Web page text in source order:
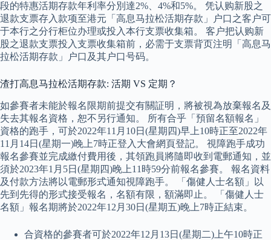
段的特惠活期存款年利率分別達2%、4%和5%。 凭认购新股之
退款支票存入款项至港元「高息马拉松活期存款」户口之客户可
于本行之分行柜位办理或投入本行支票收集箱。 客户把认购新
股之退款支票投入支票收集箱前，必需于支票背页注明「高息马
拉松活期存款」户口及其户口号码。
渣打高息马拉松活期存款: 活期 VS 定期？
如參賽者未能於報名限期前提交有關証明，將被視為放棄報名及
失去其報名資格，恕不另行通知。 所有合乎「預留名額報名」
資格的跑手，可於2022年11月10日(星期四)早上10時正至2022年
11月14日(星期一)晚上7時正登入大會網頁登記。 視障跑手成功
報名參賽並完成繳付費用後，其領跑員將隨即收到電郵通知，並
須於2023年1月5日(星期四)晚上11時59分前報名參賽。 報名資料
及付款方法將以電郵形式通知視障跑手。 「傷健人士名額」以
先到先得的形式接受報名，名額有限，額滿即止。 「傷健人士
名額」報名期將於2022年12月30日(星期五)晚上7時正結束。
合資格的參賽者可於2022年12月13日(星期二)上午10時正